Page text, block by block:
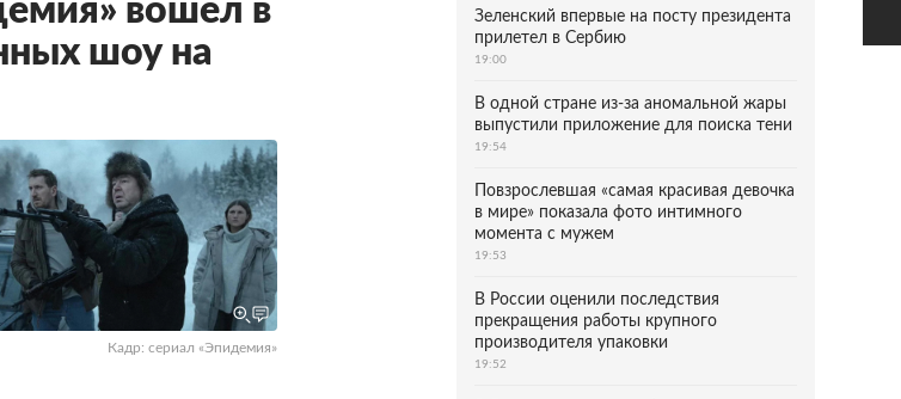
вошел в
шоу на
Кадр: сериал «Эпидемия»
Зеленский впервые на посту президента
прилетел в Сербию
19:00
В одной стране из-за аномальной жары
выпустили приложение для поиска тени
19:54
Повзрослевшая «самая красивая девочка
в мире» показала фото интимного
момента с мужем
19:53
В России оценили последствия
прекращения работы крупного
производителя упаковки
19:52